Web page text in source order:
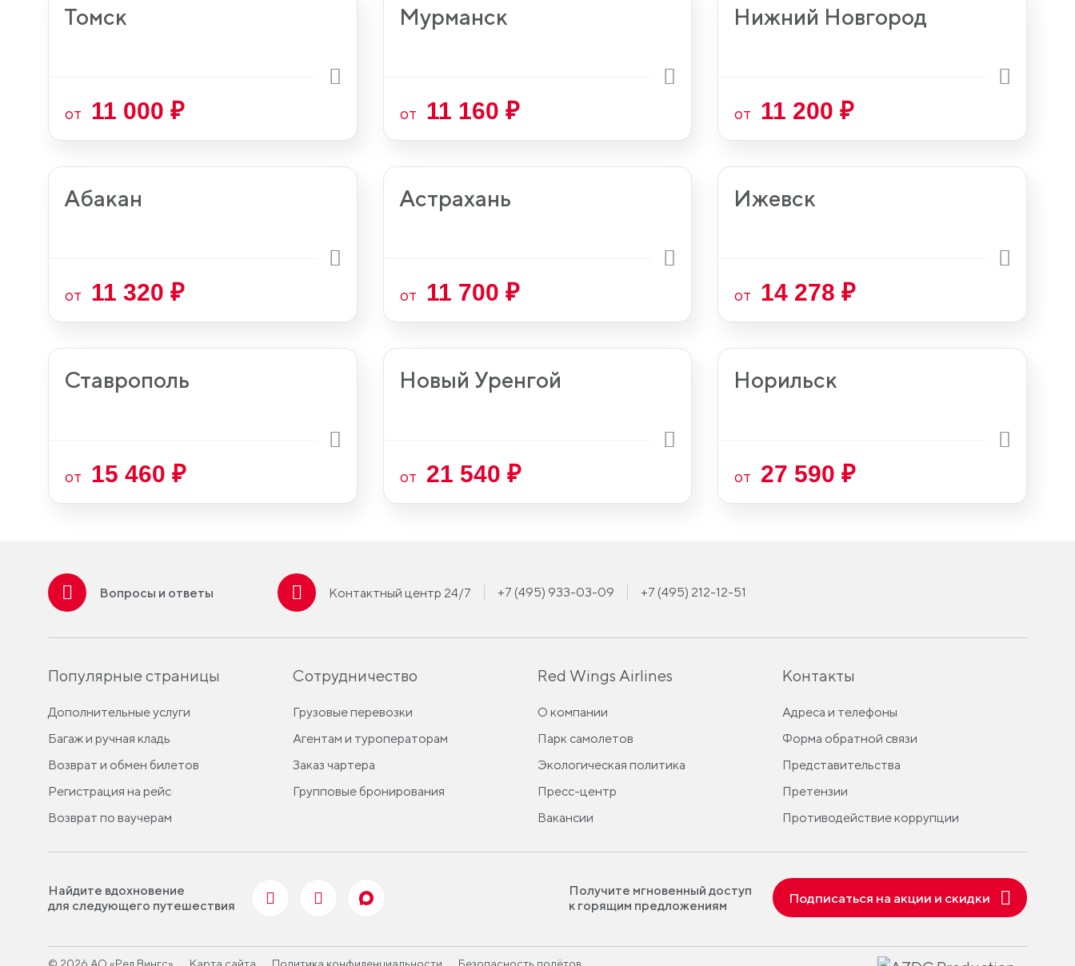
Томск
от 11 000 ₽
Мурманск
от 11 160 ₽
Нижний Новгород
от 11 200 ₽
Абакан
от 11 320 ₽
Астрахань
от 11 700 ₽
Ижевск
от 14 278 ₽
Ставрополь
от 15 460 ₽
Новый Уренгой
от 21 540 ₽
Норильск
от 27 590 ₽
Вопросы и ответы Контактный центр 24/7 +7 (495) 933-03-09 +7 (495) 212-12-51
Популярные страницы
Дополнительные услуги
Багаж и ручная кладь
Возврат и обмен билетов
Регистрация на рейс
Возврат по ваучерам
Сотрудничество
Грузовые перевозки
Агентам и туроператорам
Заказ чартера
Групповые бронирования
Red Wings Airlines
О компании
Парк самолетов
Экологическая политика
Пресс-центр
Вакансии
Контакты
Адреса и телефоны
Форма обратной связи
Представительства
Претензии
Противодействие коррупции
Найдите вдохновение
для следующего путешествия
Получите мгновенный доступ
к горящим предложениям
Подписаться на акции и скидки